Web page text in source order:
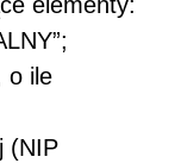
o ile
(NIP